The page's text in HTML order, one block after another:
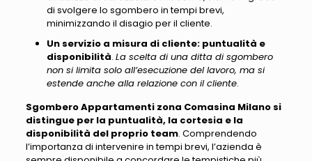
di svolgere lo sgombero in tempi brevi,
minimizzando il disagio per il cliente.
Un servizio a misura di cliente: puntualità e
disponibilità. La scelta di una ditta di sgombero
non si limita solo all’esecuzione del lavoro, ma si
estende anche alla relazione con il cliente.
Sgombero Appartamenti zona Comasina Milano si
distingue per la puntualità, la cortesia e la
disponibilità del proprio team. Comprendendo
l’importanza di intervenire in tempi brevi, l’azienda è